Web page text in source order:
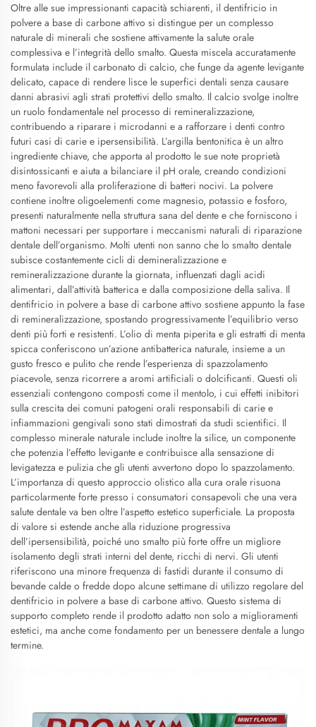
Oltre alle sue impressionanti capacità schiarenti, il dentifricio in
polvere a base di carbone attivo si distingue per un complesso
naturale di minerali che sostiene attivamente la salute orale
complessiva e l’integrità dello smalto. Questa miscela accuratamente
formulata include il carbonato di calcio, che funge da agente levigante
delicato, capace di rendere lisce le superfici dentali senza causare
danni abrasivi agli strati protettivi dello smalto. Il calcio svolge inoltre
un ruolo fondamentale nel processo di remineralizzazione,
contribuendo a riparare i microdanni e a rafforzare i denti contro
futuri casi di carie e ipersensibilità. L’argilla bentonitica è un altro
ingrediente chiave, che apporta al prodotto le sue note proprietà
disintossicanti e aiuta a bilanciare il pH orale, creando condizioni
meno favorevoli alla proliferazione di batteri nocivi. La polvere
contiene inoltre oligoelementi come magnesio, potassio e fosforo,
presenti naturalmente nella struttura sana del dente e che forniscono i
mattoni necessari per supportare i meccanismi naturali di riparazione
dentale dell’organismo. Molti utenti non sanno che lo smalto dentale
subisce costantemente cicli di demineralizzazione e
remineralizzazione durante la giornata, influenzati dagli acidi
alimentari, dall’attività batterica e dalla composizione della saliva. Il
dentifricio in polvere a base di carbone attivo sostiene appunto la fase
di remineralizzazione, spostando progressivamente l’equilibrio verso
denti più forti e resistenti. L’olio di menta piperita e gli estratti di menta
spicca conferiscono un’azione antibatterica naturale, insieme a un
gusto fresco e pulito che rende l’esperienza di spazzolamento
piacevole, senza ricorrere a aromi artificiali o dolcificanti. Questi oli
essenziali contengono composti come il mentolo, i cui effetti inibitori
sulla crescita dei comuni patogeni orali responsabili di carie e
infiammazioni gengivali sono stati dimostrati da studi scientifici. Il
complesso minerale naturale include inoltre la silice, un componente
che potenzia l’effetto levigante e contribuisce alla sensazione di
levigatezza e pulizia che gli utenti avvertono dopo lo spazzolamento.
L’importanza di questo approccio olistico alla cura orale risuona
particolarmente forte presso i consumatori consapevoli che una vera
salute dentale va ben oltre l’aspetto estetico superficiale. La proposta
di valore si estende anche alla riduzione progressiva
dell’ipersensibilità, poiché uno smalto più forte offre un migliore
isolamento degli strati interni del dente, ricchi di nervi. Gli utenti
riferiscono una minore frequenza di fastidi durante il consumo di
bevande calde o fredde dopo alcune settimane di utilizzo regolare del
dentifricio in polvere a base di carbone attivo. Questo sistema di
supporto completo rende il prodotto adatto non solo a miglioramenti
estetici, ma anche come fondamento per un benessere dentale a lungo
termine.